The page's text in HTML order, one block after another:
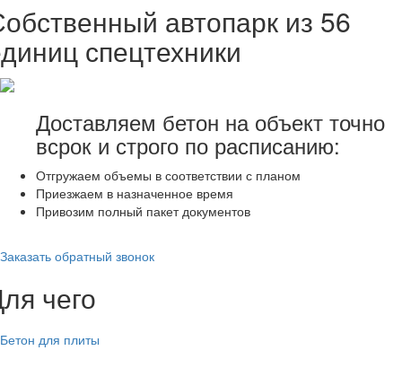
автопарк из 56
спецтехники
Доставляем бетон на объект точно
всрок и строго по расписанию:
Отгружаем объемы в соответствии с планом
Приезжаем в назначенное время
Привозим полный пакет документов
Заказать обратный звонок
чего
Бетон для плиты